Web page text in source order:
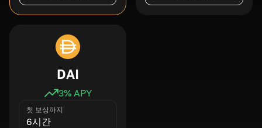
DAI
3% APY
첫 보상까지
6시간